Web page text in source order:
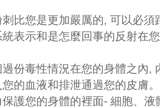
比您是更加嚴厲的, 可以必
表示和是怎麼回事的反射在
份毒性情況在您的身體之內,
的血液和排泄通過您的皮膚
護您的身體的裡面- 細胞、